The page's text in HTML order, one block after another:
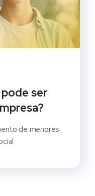
ser
de menores